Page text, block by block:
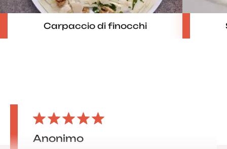
Carpaccio di finocchi
Anonimo